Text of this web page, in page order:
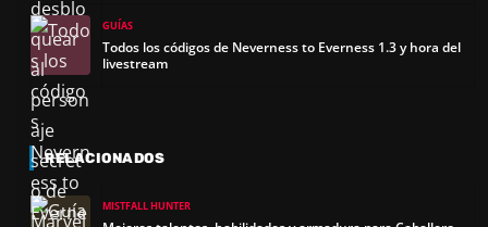
GUÍAS
Todos los códigos de Neverness to Everness 1.3 y hora del
livestream
RELACIONADOS
MISTFALL HUNTER